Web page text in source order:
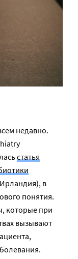
недавно.
статья
в
понятия.
которые при
вызывают